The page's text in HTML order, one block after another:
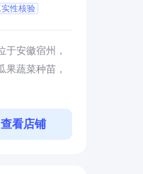
性核验
于安徽宿州，
果蔬菜种苗，
查看店铺